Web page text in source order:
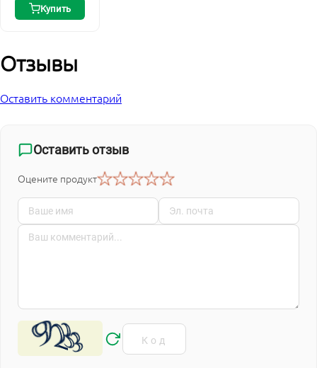
Купить
Отзывы
Оставить комментарий
Оставить отзыв
Оцените продукт